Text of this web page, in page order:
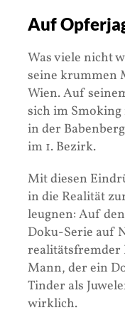
Auf
Was viele nicht
seine krummen
Wien. Auf
sich im
in der
im 1. Bezirk.
Mit diesen
in die Realität
leugnen: Auf
Doku-Serie auf
realitätsfremder
Mann, der ein
Tinder als
wirklich.